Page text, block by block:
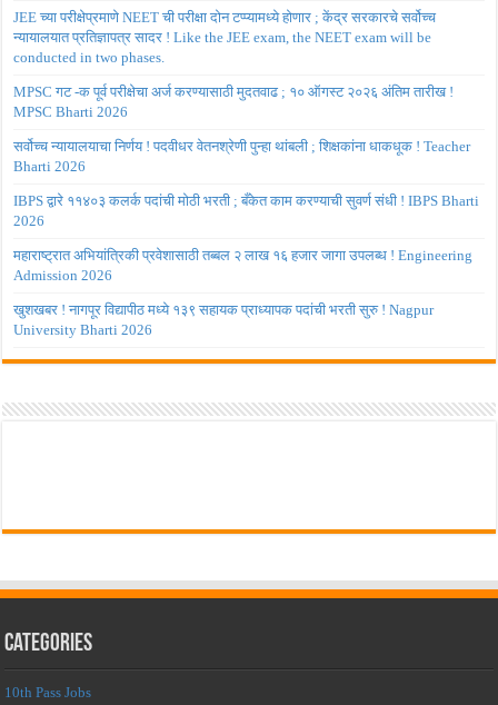
JEE च्या परीक्षेप्रमाणे NEET ची परीक्षा दोन टप्प्यामध्ये होणार ; केंद्र सरकारचे सर्वोच्च
न्यायालयात प्रतिज्ञापत्र सादर ! Like the JEE exam, the NEET exam will be
conducted in two phases.
MPSC गट -क पूर्व परीक्षेचा अर्ज करण्यासाठी मुदतवाढ ; १० ऑगस्ट २०२६ अंतिम तारीख !
MPSC Bharti 2026
सर्वोच्च न्यायालयाचा निर्णय ! पदवीधर वेतनश्रेणी पुन्हा थांबली ; शिक्षकांना धाकधूक ! Teacher
Bharti 2026
IBPS द्वारे ११४०३ कलर्क पदांची मोठी भरती ; बँकेत काम करण्याची सुवर्ण संधी ! IBPS Bharti
2026
महाराष्ट्रात अभियांत्रिकी प्रवेशासाठी तब्बल २ लाख १६ हजार जागा उपलब्ध ! Engineering
Admission 2026
खुशखबर ! नागपूर विद्यापीठ मध्ये १३९ सहायक प्राध्यापक पदांची भरती सुरु ! Nagpur
University Bharti 2026
Categories
10th Pass Jobs